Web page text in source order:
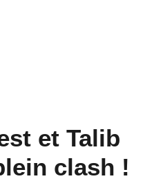
et Talib
clash !